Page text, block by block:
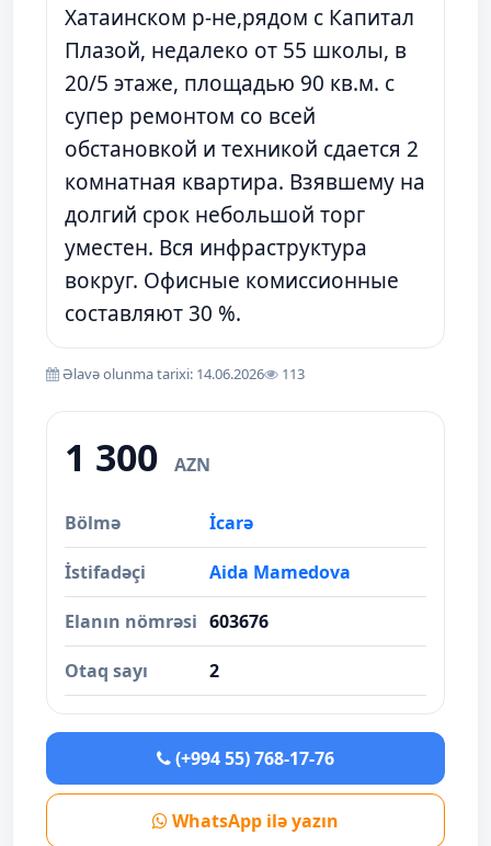
Хатаинском р-не,рядом с Капитал
Плазой, недалеко от 55 школы, в
20/5 этаже, площадью 90 кв.м. с
супер ремонтом со всей
обстановкой и техникой сдается 2
комнатная квартира. Взявшему на
долгий срок небольшой торг
уместен. Вся инфраструктура
вокруг. Офисные комиссионные
составляют 30 %.
Əlavə olunma tarixi: 14.06.2026 113
1 300 AZN
Bölmə İcarə
İstifadəçi Aida Mamedova
Elanın nömrəsi 603676
Otaq sayı 2
(+994 55) 768-17-76
WhatsApp ilə yazın